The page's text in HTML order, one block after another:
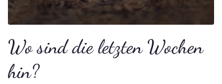
Wo sind die letzten Wochen
hin?